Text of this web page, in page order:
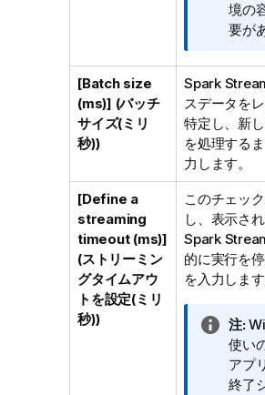
境の
要が
[Batch size
(ms)] (バッチ
サイズ(ミリ
秒))
Spark
スデータを
特定し、新
を処理する
力します。
[Define a
streaming
timeout (ms)]
(ストリーミン
グタイムアウ
トを設定(ミリ
秒))
このチェッ
し、表示さ
Spark
的に実行を
を入力します
情
報
メ
モ
注:
使い
アプ
終了